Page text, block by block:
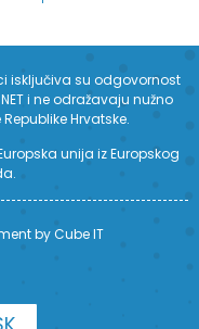
isključiva su odgovornost
i ne odražavaju nužno
Hrvatske.
unija iz Europskog
by Cube IT